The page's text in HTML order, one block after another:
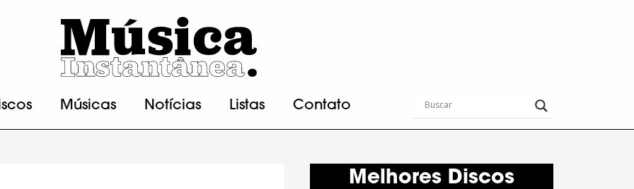
Músicas Notícias Listas Contato
Melhores Discos